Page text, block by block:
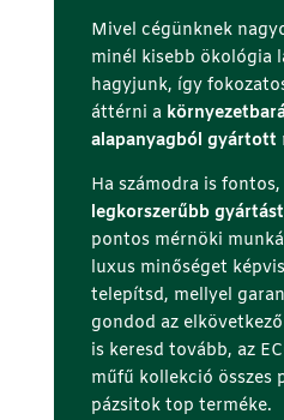
Mivel cégünknek
minél kisebb ökológia
hagyjunk, így
áttérni a
alapanyagból gyártott
Ha számodra is
legkorszerűbb
pontos mérnöki
luxus minőséget
telepítsd, mellyel
gondod az
is keresd tovább, az
műfű kollekció összes
pázsitok top terméke.